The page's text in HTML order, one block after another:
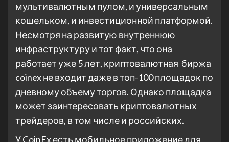
мультивалютным пулом, и универсальным
кошельком, и инвестиционной платформой.
Несмотря на развитую внутреннюю
инфраструктуру и тот факт, что она
работает уже 5 лет, криптовалютная биржа
coinex не входит даже в топ-100 площадок по
дневному объему торгов. Однако площадка
может заинтересовать криптовалютных
трейдеров, в том числе и российских.
У CoinEx есть мобильное приложение для